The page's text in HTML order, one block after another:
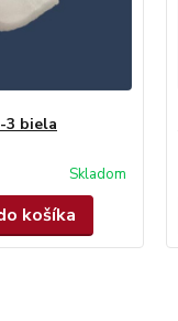
3 biela
Skladom
košíka